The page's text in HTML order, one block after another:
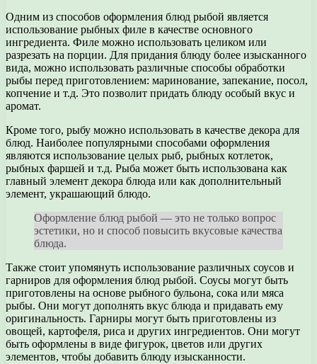
Одним из способов оформления блюд рыбой является
использование рыбных филе в качестве основного
ингредиента. Филе можно использовать целиком или
разрезать на порции. Для придания блюду более изысканного
вида, можно использовать различные способы обработки
рыбы перед приготовлением: маринование, запекание, посол,
копчение и т.д. Это позволит придать блюду особый вкус и
аромат.
Кроме того, рыбу можно использовать в качестве декора для
блюд. Наиболее популярными способами оформления
являются использование целых рыб, рыбных котлеток,
рыбных фаршей и т.д. Рыба может быть использована как
главный элемент декора блюда или как дополнительный
элемент, украшающий блюдо.
Оформление блюд рыбой — это не только вопрос
эстетики, но и способ повысить вкусовые качества
блюда.
Также стоит упомянуть использование различных соусов и
гарниров для оформления блюд рыбой. Соусы могут быть
приготовлены на основе рыбного бульона, сока или мяса
рыбы. Они могут дополнять вкус блюда и придавать ему
оригинальность. Гарниры могут быть приготовлены из
овощей, картофеля, риса и других ингредиентов. Они могут
быть оформлены в виде фигурок, цветов или других
элементов, чтобы добавить блюду изысканности.